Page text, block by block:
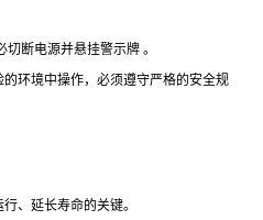
断电源并悬挂警示牌 。
环境中操作，必须遵守严格的安全规
、延长寿命的关键。